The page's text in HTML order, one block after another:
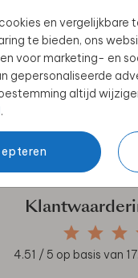
en vergelijkbare
te bieden, ons
voor marketing- en
gepersonaliseerde
altijd
.
4.51 / 5 op basis van